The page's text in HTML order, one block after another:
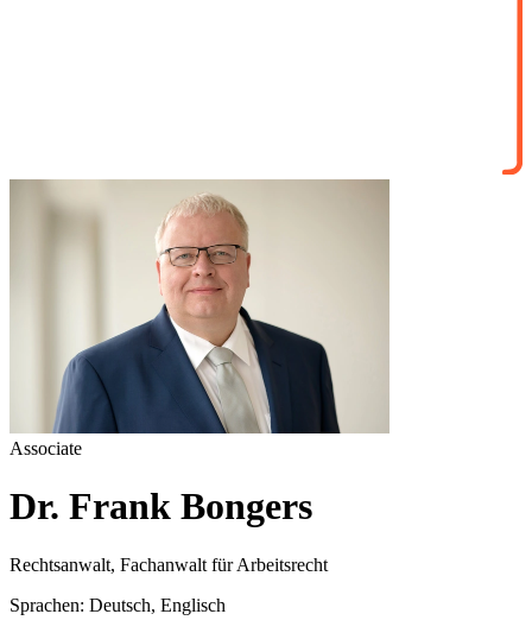
Associate
Dr. Frank Bongers
Rechtsanwalt, Fachanwalt für Arbeitsrecht
Sprachen: Deutsch, Englisch